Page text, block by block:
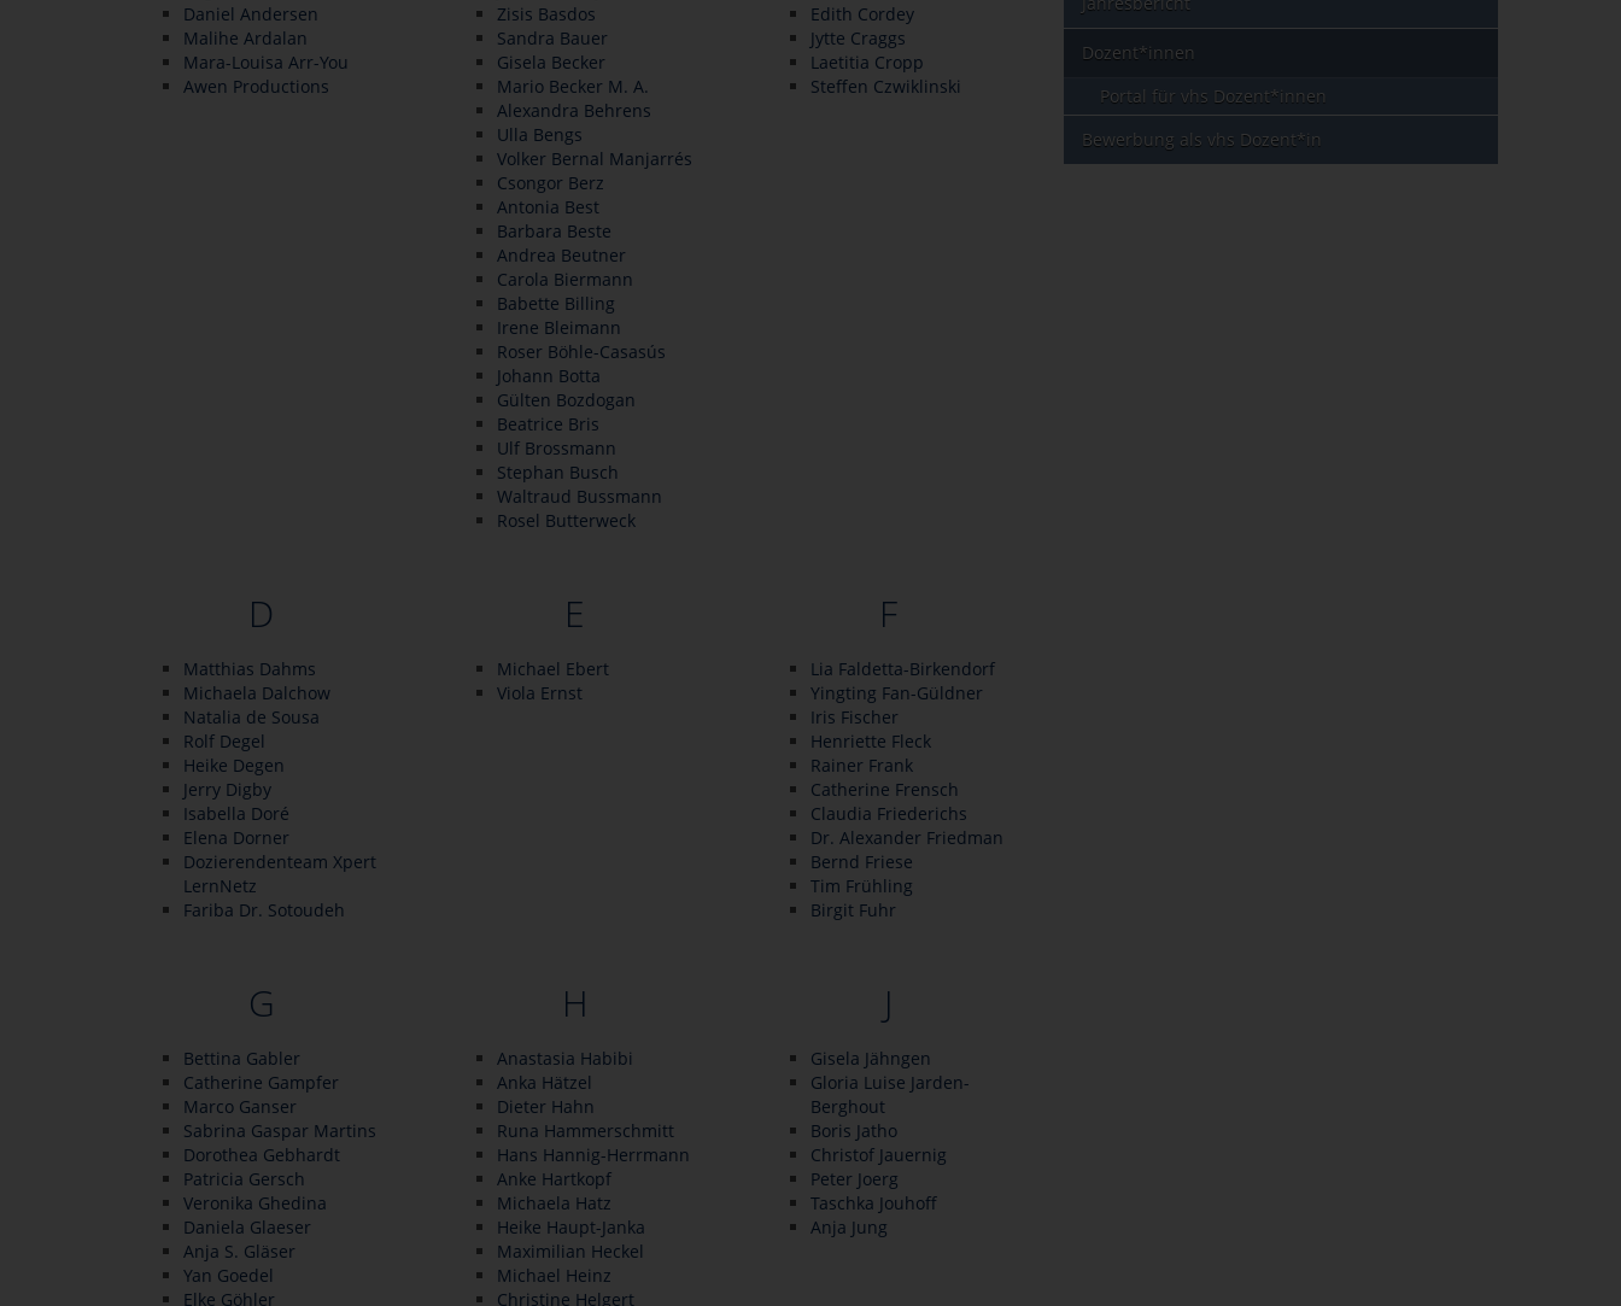
Daniel Andersen
Malihe Ardalan
Mara-Louisa Arr-You
Awen Productions
Zisis Basdos
Sandra Bauer
Gisela Becker
Mario Becker M. A.
Alexandra Behrens
Ulla Bengs
Volker Bernal Manjarrés
Csongor Berz
Antonia Best
Barbara Beste
Andrea Beutner
Carola Biermann
Babette Billing
Irene Bleimann
Roser Böhle-Casasús
Johann Botta
Gülten Bozdogan
Beatrice Bris
Ulf Brossmann
Stephan Busch
Waltraud Bussmann
Rosel Butterweck
Edith Cordey
Jytte Craggs
Laetitia Cropp
Steffen Czwiklinski
D
Matthias Dahms
Michaela Dalchow
Natalia de Sousa
Rolf Degel
Heike Degen
Jerry Digby
Isabella Doré
Elena Dorner
Dozierendenteam Xpert
LernNetz
Fariba Dr. Sotoudeh
E
Michael Ebert
Viola Ernst
F
Lia Faldetta-Birkendorf
Yingting Fan-Güldner
Iris Fischer
Henriette Fleck
Rainer Frank
Catherine Frensch
Claudia Friederichs
Dr. Alexander Friedman
Bernd Friese
Tim Frühling
Birgit Fuhr
G
Bettina Gabler
Catherine Gampfer
Marco Ganser
Sabrina Gaspar Martins
Dorothea Gebhardt
Patricia Gersch
Veronika Ghedina
Daniela Glaeser
Anja S. Gläser
Yan Goedel
Elke Göhler
H
Anastasia Habibi
Anka Hätzel
Dieter Hahn
Runa Hammerschmitt
Hans Hannig-Herrmann
Anke Hartkopf
Michaela Hatz
Heike Haupt-Janka
Maximilian Heckel
Michael Heinz
Christine Helgert
J
Gisela Jähngen
Gloria Luise Jarden-
Berghout
Boris Jatho
Christof Jauernig
Peter Joerg
Taschka Jouhoff
Anja Jung
Dozent*innen
Portal für vhs Dozent*innen
Bewerbung als vhs Dozent*in